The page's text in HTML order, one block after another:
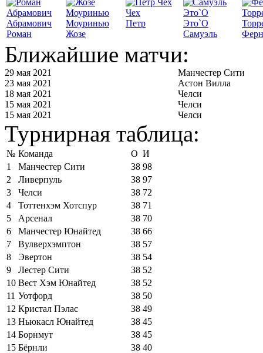
Абрамович
Роман
Моуринью
Жозе
Чех
Петр
Это`О
Самуэль
Ближайшие матчи:
29 мая 2021
Манчестер Сити
23 мая 2021
Астон Вилла
18 мая 2021
Челси
15 мая 2021
Челси
15 мая 2021
Челси
Турнирная таблица:
№ Команда О И
1
Манчестер Сити 38 98
2
Ливерпуль 38 97
3
Челси 38 72
4
Тоттенхэм Хотспур 38 71
5
Арсенал 38 70
6
Манчестер Юнайтед 38 66
7
Вулверхэмптон 38 57
8
Эвертон 38 54
9
Лестер Сити 38 52
10 Вест Хэм Юнайтед 38 52
11 Уотфорд 38 50
12 Кристал Пэлас 38 49
13 Ньюкасл Юнайтед 38 45
14 Борнмут 38 45
15 Бёрнли 38 40